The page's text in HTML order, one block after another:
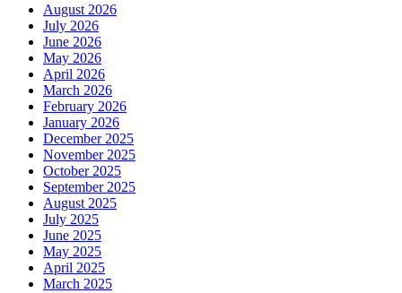
August 2026
July 2026
June 2026
May 2026
April 2026
March 2026
February 2026
January 2026
December 2025
November 2025
October 2025
September 2025
August 2025
July 2025
June 2025
May 2025
April 2025
March 2025